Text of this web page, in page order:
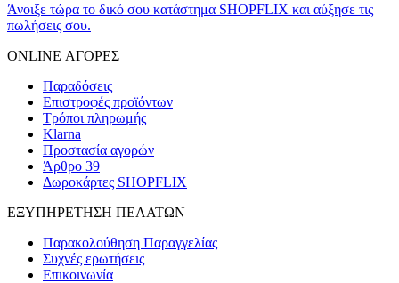
Άνοιξε τώρα το δικό σου κατάστημα SHOPFLIX και αύξησε τις
πωλήσεις σου.
ONLINE ΑΓΟΡΕΣ
Παραδόσεις
Επιστροφές προϊόντων
Τρόποι πληρωμής
Klarna
Προστασία αγορών
Άρθρο 39
Δωροκάρτες SHOPFLIX
ΕΞΥΠΗΡΕΤΗΣΗ ΠΕΛΑΤΩΝ
Παρακολούθηση Παραγγελίας
Συχνές ερωτήσεις
Επικοινωνία